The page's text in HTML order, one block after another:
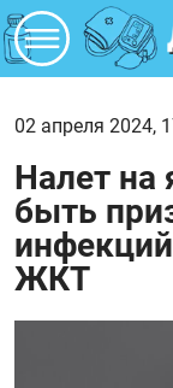
02 апреля 2024,
Налет
быть
ЖКТ